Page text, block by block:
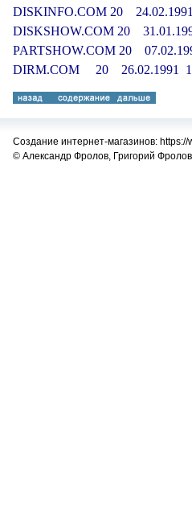
DISKINFO.COM 20
DISKSHOW.COM 20
PARTSHOW.COM 20
DIRM.COM     20    26.02.1991
Создание интернет-магазинов: https://
© Александр Фролов, Григорий